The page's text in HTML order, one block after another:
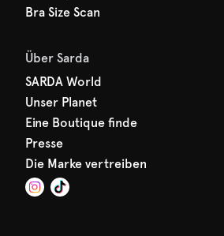
Bra Size Scan
Über Sarda
SARDA World
Unser Planet
Eine Boutique finde
Presse
Die Marke vertreiben